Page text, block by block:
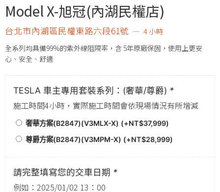
Model X-旭冠(內湖民權店)
台北市內湖區民權東路六段61號 4 小時
全系列均具備99%的紫外線阻隔率，含 5年原廠保固，使用上更安
心、安全、舒適
TESLA 車主專用套裝系列：(奢華/尊爵) *
施工時間4小時，實際施工時間會依現場情況有所增減
奢華方案(B2847)(V3MLX-X) (+NT$37,999)
尊爵方案(B2847)(V3MPM-X) (+NT$28,999)
請完整填寫您的交車日期 *
例如：2025/01/02 13：00